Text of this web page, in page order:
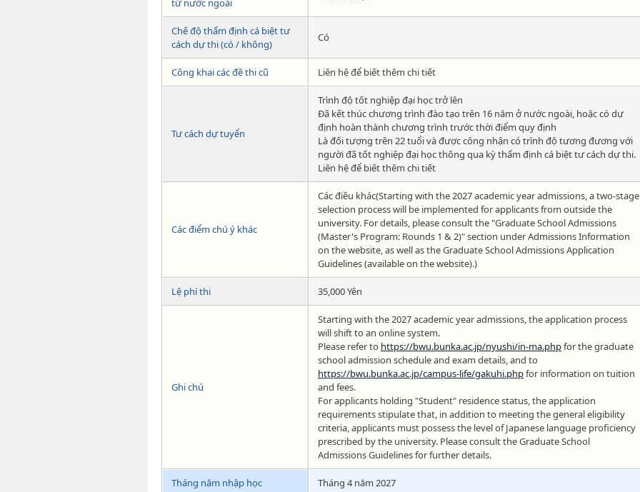
từ nước ngoài
Chế độ thẩm định cá biệt tư
cách dự thi (có / không)
Có
Công khai các đề thi cũ Liên hệ để biết thêm chi tiết
Tư cách dự tuyển
Trình độ tốt nghiệp đại học trở lên
Đã kết thúc chương trình đào tạo trên 16 năm ở nước ngoài, hoặc có dự
định hoàn thành chương trình trước thời điểm quy định
Là đối tượng trên 22 tuổi và được công nhận có trình độ tương đương với
người đã tốt nghiệp đại học thông qua kỳ thẩm định cá biệt tư cách dự thi.
Liên hệ để biết thêm chi tiết
Các điểm chú ý khác
Các điều khác(Starting with the 2027 academic year admissions, a two-stage
selection process will be implemented for applicants from outside the
university. For details, please consult the "Graduate School Admissions
(Master's Program: Rounds 1 & 2)" section under Admissions Information
on the website, as well as the Graduate School Admissions Application
Guidelines (available on the website).)
Lệ phí thi 35,000 Yên
Ghi chú
Starting with the 2027 academic year admissions, the application process
will shift to an online system.
Please refer to https://bwu.bunka.ac.jp/nyushi/in-ma.phpfor the graduate
school admission schedule and exam details, and to
https://bwu.bunka.ac.jp/campus-life/gakuhi.phpfor information on tuition
and fees.
For applicants holding "Student" residence status, the application
requirements stipulate that, in addition to meeting the general eligibility
criteria, applicants must possess the level of Japanese language proficiency
prescribed by the university. Please consult the Graduate School
Admissions Guidelines for further details.
Tháng năm nhập học Tháng 4 năm 2027